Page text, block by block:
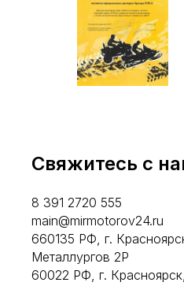
Свяжитесь с
8 391 2720 555
main@mirmotorov24.ru
660135 РФ, г.
Металлургов 2Р
60022 РФ, г.